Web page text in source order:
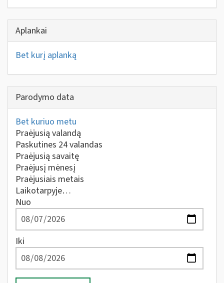
Aplankai
Bet kurį aplanką
Parodymo data
Bet kuriuo metu
Praėjusią valandą
Paskutines 24 valandas
Praėjusią savaitę
Praėjusį mėnesį
Praėjusiais metais
Laikotarpyje…
Nuo
Iki